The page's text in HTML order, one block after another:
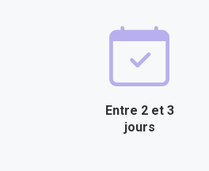
Entre 2 et 3
jours